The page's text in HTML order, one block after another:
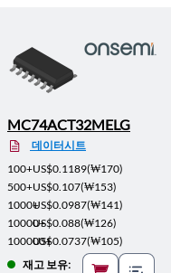
MC74ACT32MELG
데이터시트
100+US$0.1189(₩170)
500+US$0.107(₩153)
1000+US$0.0987(₩141)
10000+US$0.088(₩126)
100000+US$0.0737(₩105)
재고 보유: